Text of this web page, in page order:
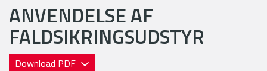
ANVENDELSE AF
FALDSIKRINGSUDSTYR
Download PDF